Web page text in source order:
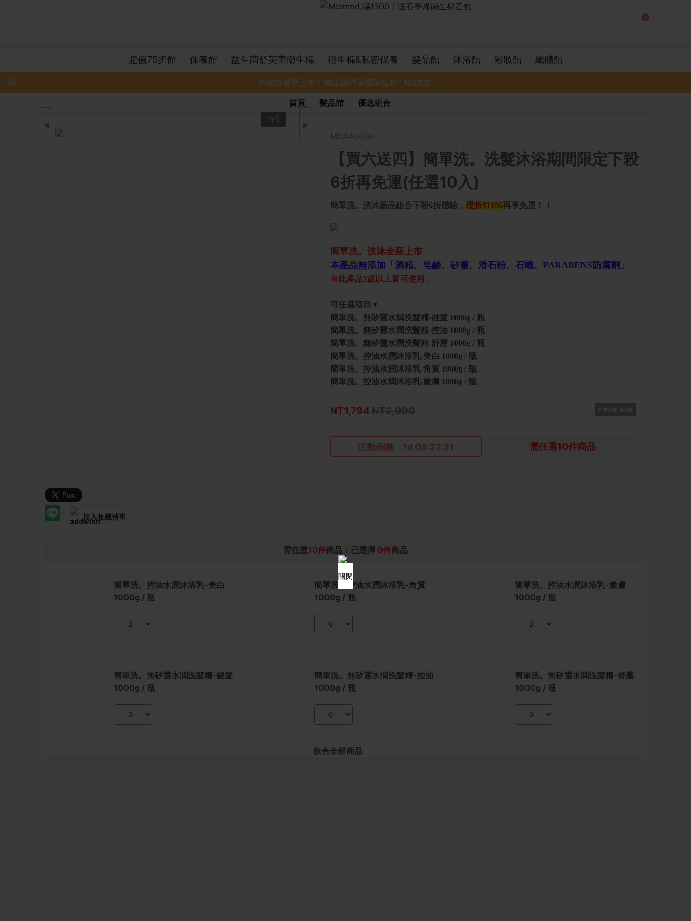
關閉
0
超值75折館 保養館 益生菌舒芙蕾衛生棉 衛生棉&私密保養 髮品館 沐浴館 彩妝館 纖體館
柔軟親膚新上市｜益生菌舒芙蕾衛生棉 點我逛逛
首頁 髮品館
優惠組合
1/5
MDAA0306
【買六送四】簡單洗。洗髮沐浴期間限定下殺
6折再免運(任選10入)
簡單洗。洗沐新品組合下殺6折體驗， 現折$1196再享免運！！
簡單洗。洗沐全新上市
本產品無添加「酒精、皂鹼、矽靈、滑石粉、石蠟、PARABENS防腐劑」
※此產品3歲以上皆可使用。
可任選項目▼
簡單洗。無矽靈水潤洗髮精-健髮 1000g / 瓶
簡單洗。無矽靈水潤洗髮精-控油 1000g / 瓶
簡單洗。無矽靈水潤洗髮精-舒壓 1000g / 瓶
簡單洗。控油水潤沐浴乳-美白 1000g / 瓶
簡單洗。控油水潤沐浴乳-角質 1000g / 瓶
簡單洗。控油水潤沐浴乳-嫩膚 1000g / 瓶
NT1,794 NT2,990 不支援超商取貨
活動倒數 1d 06:27:30 需任選10件商品
加入收藏清單
需任選10件商品：已選擇 0件商品
簡單洗。控油水潤沐浴乳-美白
1000g / 瓶
MDBA0026
簡單洗。控油水潤沐浴乳-角質
1000g / 瓶
簡單洗。控油水潤沐浴乳-嫩膚
1000g / 瓶
簡單洗。無矽靈水潤洗髮精-健髮
1000g / 瓶
簡單洗。無矽靈水潤洗髮精-控油
1000g / 瓶
簡單洗。無矽靈水潤洗髮精-舒壓
1000g / 瓶
收合全部商品